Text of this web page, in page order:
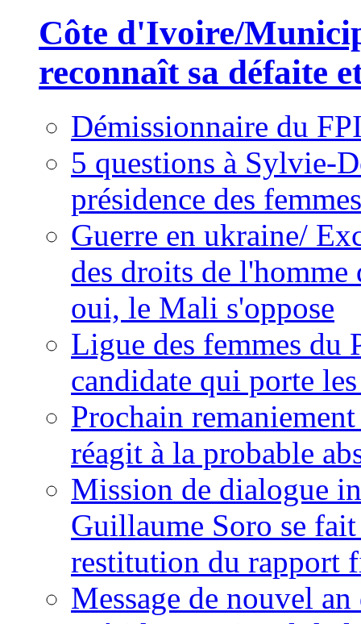
Côte d'Ivoire/
reconnaît sa défaite
Démissionnaire du
5 questions à Sylvie-
présidence des
Guerre en ukraine/
des droits de
oui, le Mali s'oppose
Ligue des femmes du
candidate qui porte
Prochain
réagit à la probable
Mission de dialogue
Guillaume Soro se
restitution du rapport
Message de nouvel